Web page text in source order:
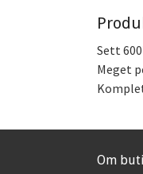
Sett
Meget
Om